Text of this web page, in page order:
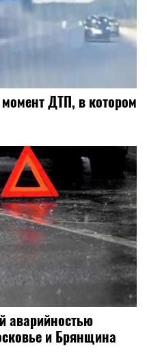
ДТП, в котором
аварийностью
и Брянщина